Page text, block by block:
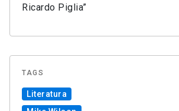
Ricardo Piglia”
TAGS
Literatura